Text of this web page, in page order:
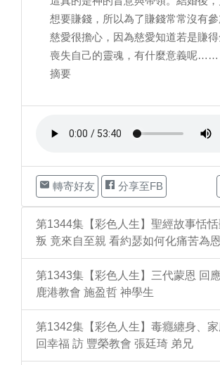
想要賺錢，所以為了賺錢常常沒有參
慈愛很擔心，因為慈愛知道若是賺得
喪失自己的靈魂，有什麼意義呢……
摘要
轉寄好友 分享至FB
第1344集【彩色人生】聖經故事恬
叛 竟來自至親 看約瑟如何化痛苦為
第1343集【彩色人生】三代蒙恩 回
鹿港教會 施盈哲 神學生
第1342集【彩色人生】毒癮纏身、
回幸福 訪 豐榮教會 張廷琦 弟兄